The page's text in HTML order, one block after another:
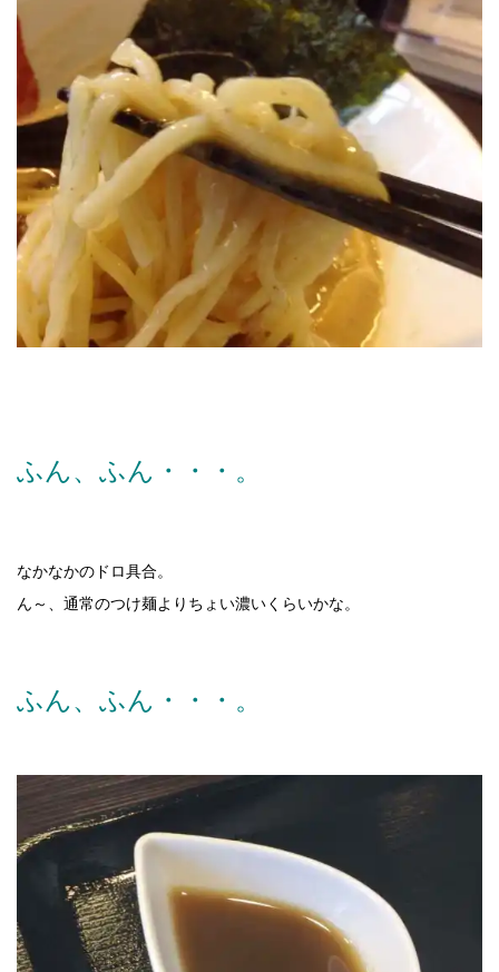
ふん、ふん・・・。
なかなかのドロ具合。
ん～、通常のつけ麺よりちょい濃いくらいかな。
ふん、ふん・・・。